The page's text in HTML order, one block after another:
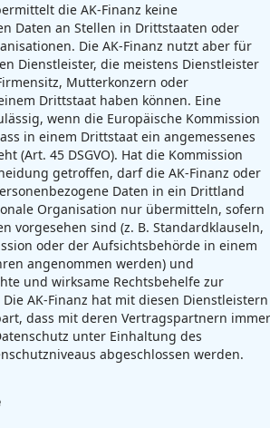
die AK-Finanz keine
Daten an Stellen in Drittstaaten oder
Die AK-Finanz nutzt aber für
Dienstleister, die meistens Dienstleister
Mutterkonzern oder
Drittstaat haben können. Eine
wenn die Europäische Kommission
in einem Drittstaat ein angemessenes
(Art. 45 DSGVO). Hat die Kommission
getroffen, darf die AK-Finanz oder
Daten in ein Drittland
Organisation nur übermitteln, sofern
vorgesehen sind (z. B. Standardklauseln,
oder der Aufsichtsbehörde in einem
angenommen werden) und
und wirksame Rechtsbehelfe zur
AK-Finanz hat mit diesen Dienstleistern
dass mit deren Vertragspartnern immer
unter Einhaltung des
abgeschlossen werden.